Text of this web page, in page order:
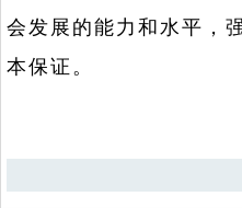
会发展的能力和水平，
本保证。